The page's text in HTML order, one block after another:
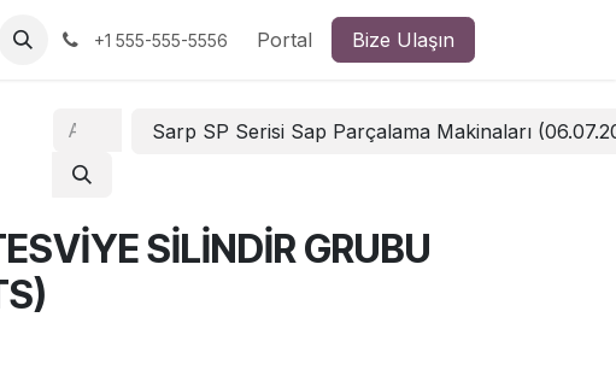
+1 555-555-5556 Portal Bize Ulaşın
Sarp SP Serisi Sap Parçalama Makinaları
SİLİNDİR GRUBU